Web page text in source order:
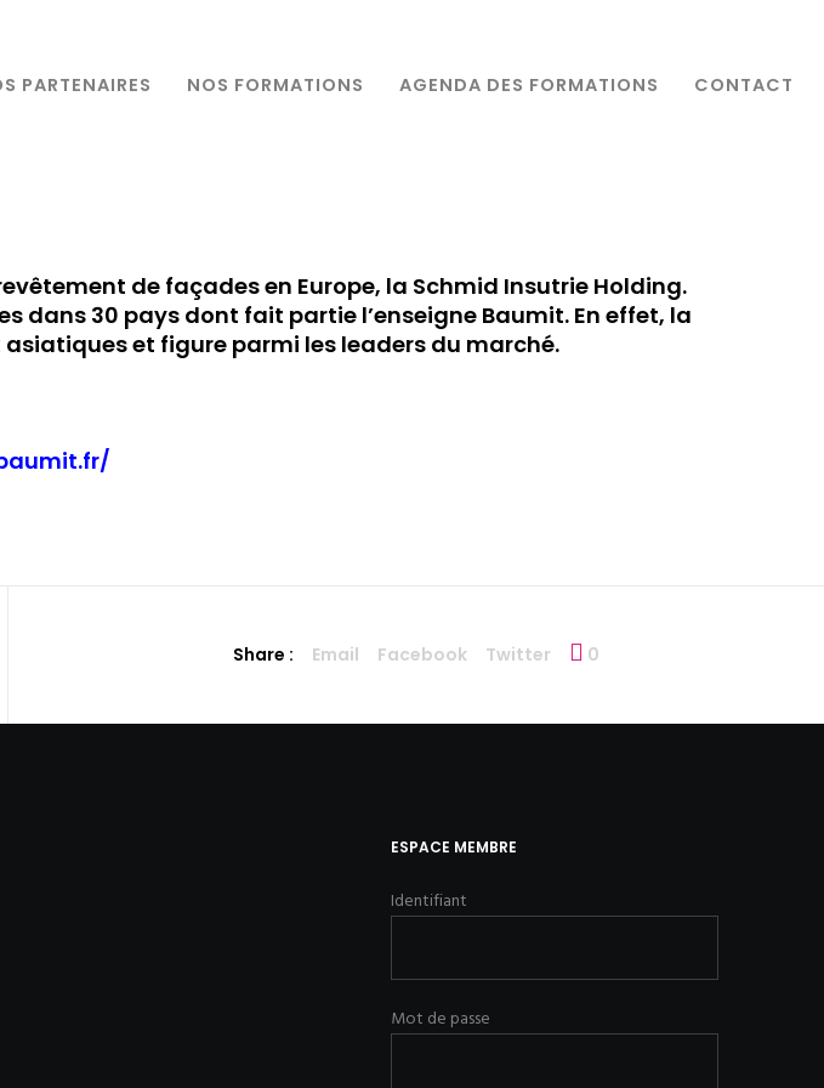
PARTENAIRES NOS FORMATIONS AGENDA DES FORMATIONS CONTACT
de façades en Europe, la Schmid Insutrie Holding.
dans 30 pays dont fait partie l’enseigne Baumit. En effet, la
et figure parmi les leaders du marché.
Share : Email Facebook Twitter 0
ESPACE MEMBRE
Identifiant
Mot de passe